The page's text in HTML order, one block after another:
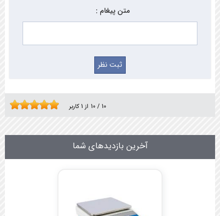
متن پیغام :
10 / 10 از 1کاربر
آخرین بازدیدهای شما